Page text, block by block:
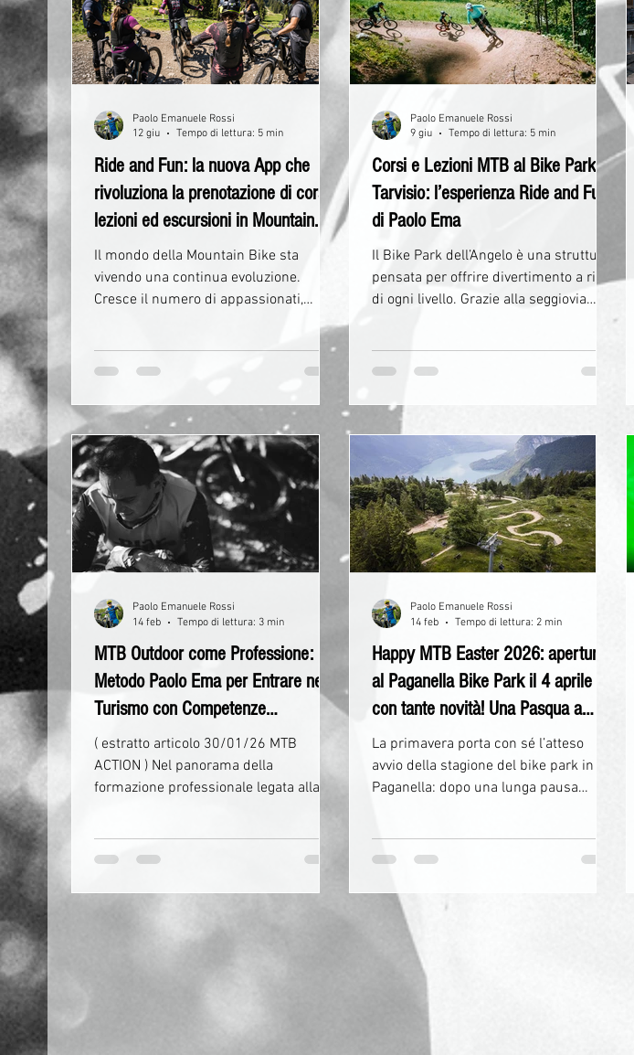
sicuro ed emozionante. Dal 1° al 31
agosto, il calendario propone
escursioni guidate, cor
troverai impianti affollati, code
interminabili o sentieri percorsi ogni
giorno d
Ride and Fun: la nuova App che
rivoluziona la prenotazione di corsi,
lezioni ed escursioni in Mountain
Bike
Il mondo della Mountain Bike sta
vivendo una continua evoluzione.
Cresce il numero di appassionati,
coinvolgenti e, allo stesso tempo, nasce
intuitivi e immediati per prenotare
attività, corsi ed escursioni. Da questa
esigenza nasce la nuova App Ride and
Fun, la soluzione digitale pensata per
tutti coloro che desiderano vivere la
mountain bike in modo semplice,
smart e org
Paolo Emanuele Rossi
12 giu
Tempo di lettura: 5 min
Corsi e Lezioni MTB al Bike Park di
Tarvisio: l’esperienza Ride and Fun
di Paolo Ema
Il Bike Park dell’Angelo è una struttura
pensata per offrire divertimento a rider
di ogni livello. Grazie alla seggiovia
facilmente la parte alta del
esclusivamente al piacere della
discesa e dell’apprendimento tecnico.
Paolo Emanuele Rossi
9 giu
Tempo di lettura: 5 min
MTB Outdoor come Professione: Il
Metodo Paolo Ema per Entrare nel
Turismo con Competenze
Certificate.
( estratto articolo 30/01/26 MTB
ACTION ) Nel panorama della
formazione professionale legata alla
riferimento nel settore della
Ride and Fun, opera da anni nello
consulenziali dedicati al turismo in
Paolo Emanuele Rossi
14 feb
Tempo di lettura: 3 min
Happy MTB Easter 2026: apertura
al Paganella Bike Park il 4 aprile
con tante novità! Una Pasqua a
bomba! #rideandfun
La primavera porta con sé l’atteso
avvio della stagione del bike park in
Paganella: dopo una lunga pausa
i battenti all’inizio di aprile.
Paolo Emanuele Rossi
14 feb
Tempo di lettura: 2 min